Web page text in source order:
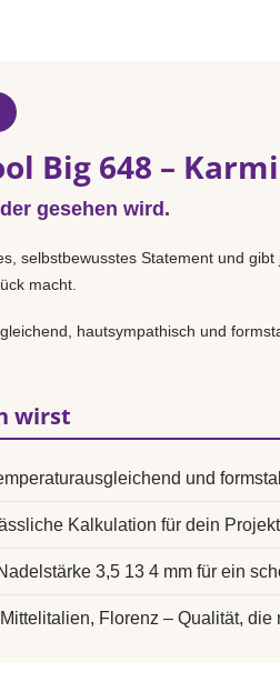
Big 648 –
gesehen wird.
selbstbewusstes Statement und gibt
macht.
hautsympathisch und
wirst
und
Kalkulation für dein
3,5 13 4 mm für ein
Florenz – Qualität, die